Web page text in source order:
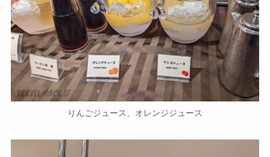
りんごジュース、オレンジジュース